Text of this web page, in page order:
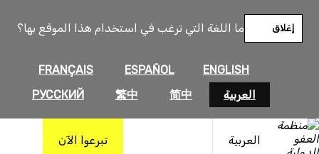
ما اللغة التي ترغب في استخدام هذا الموقع بها؟
ENGLISH
ESPAÑOL
FRANÇAIS
العربية
简中
繁中
РУССКИЙ
إغلاق
العربية تبرعوا الآن
المحتوى